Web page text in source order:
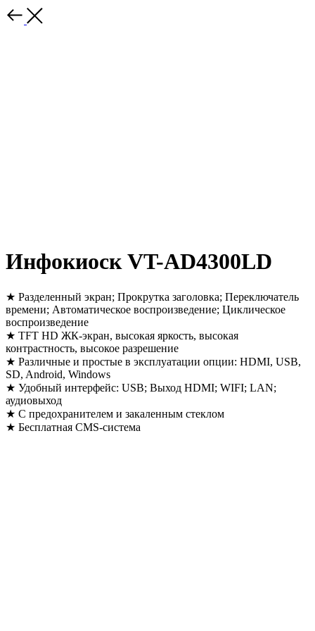
Инфокиоск VT-AD4300LD
★ Разделенный экран; Прокрутка заголовка; Переключатель
времени; Автоматическое воспроизведение; Циклическое
воспроизведение
★ TFT HD ЖК-экран, высокая яркость, высокая
контрастность, высокое разрешение
★ Различные и простые в эксплуатации опции: HDMI, USB,
SD, Android, Windows
★ Удобный интерфейс: USB; Выход HDMI; WIFI; LAN;
аудиовыход
★ С предохранителем и закаленным стеклом
★ Бесплатная CMS-система